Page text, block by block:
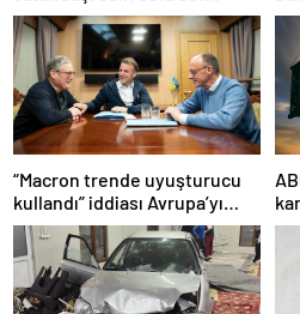
bırakacağını duyurdu
“Macron trende uyuşturucu
kullandı” iddiası Avrupa’yı
karıştırmıştı: Fransa’dan
“peçeteli” yalanlama geldi!